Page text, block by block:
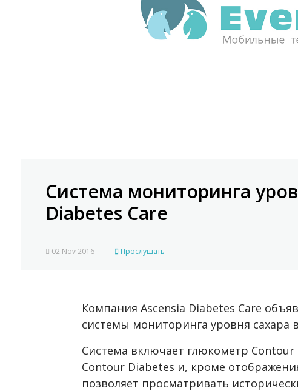
Система мониторинга
Diabetes Care
02 Nov 2016 Прослушать
Компания Ascensia Diabetes Care
системы мониторинга уровня сахара
Система включает глюкометр
Contour Diabetes и, кроме
позволяет просматривать